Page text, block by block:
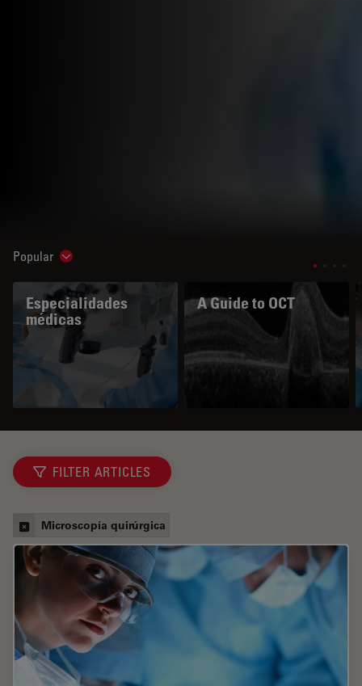
Popular Show subnavigation
Especialidades
médicas
A Guide to OCT
FILTER ARTICLES
Microscopía quirúrgica